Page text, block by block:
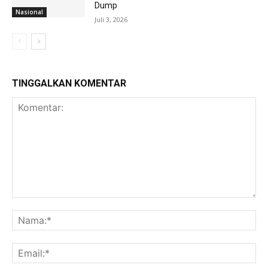
Nasional
Dump
Juli 3, 2026
TINGGALKAN KOMENTAR